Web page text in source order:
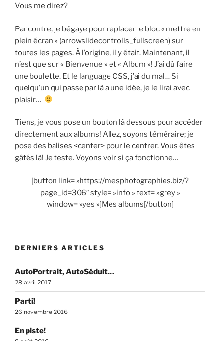
Vous me direz?
Par contre, je bégaye pour replacer le bloc « mettre en
plein écran » (arrowslidecontrolls_fullscreen) sur
toutes les pages. À l’origine, il y était. Maintenant, il
n’est que sur « Bienvenue » et « Album »! J’ai dû faire
une boulette. Et le language CSS, j’ai du mal… Si
quelqu’un qui passe par là a une idée, je le lirai avec
plaisir…
Tiens, je vous pose un bouton là dessous pour accéder
directement aux albums! Allez, soyons téméraire; je
pose des balises <center> pour le centrer. Vous êtes
gâtés là! Je teste. Voyons voir si ça fonctionne…
[button link= »https://mesphotographies.biz/?
page_id=306″ style= »info » text= »grey »
window= »yes »]Mes albums[/button]
DERNIERS ARTICLES
AutoPortrait, AutoSéduit…
28 avril 2017
Parti!
26 novembre 2016
En piste!